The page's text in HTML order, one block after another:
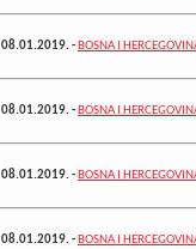
08.01.2019.-BOSNA I
08.01.2019.-BOSNA I
08.01.2019.-BOSNA I
08.01.2019.- BOSNA I